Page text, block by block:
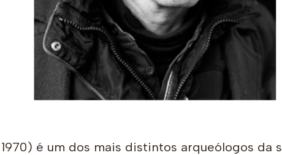
1970) é um dos mais distintos arqueólogos